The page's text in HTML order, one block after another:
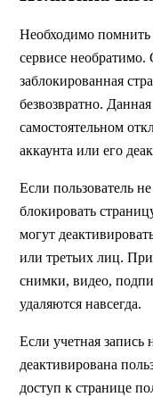
Необходимо помнить
сервисе необратимо.
заблокированная
безвозвратно.
самостоятельном
аккаунта или его
Если пользователь
блокировать
могут
или третьих лиц.
снимки, видео,
удаляются навсегда.
Если учетная запись
деактивирована
доступ к странице